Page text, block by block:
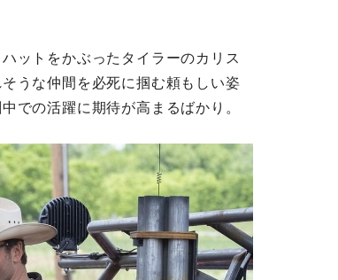
ットをかぶったタイラーのカリス
うな仲間を必死に掴む頼もしい姿
での活躍に期待が高まるばかり。